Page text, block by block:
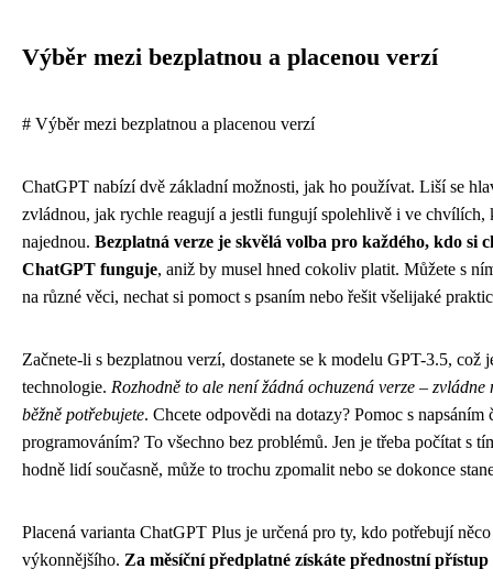
Výběr mezi bezplatnou a placenou verzí
# Výběr mezi bezplatnou a placenou verzí
ChatGPT nabízí dvě základní možnosti, jak ho používat. Liší se
zvládnou, jak rychle reagují a jestli fungují spolehlivě i ve chvílích,
najednou. Bezplatná verze je skvělá volba pro každého, kdo si
ChatGPT funguje, aniž by musel hned cokoliv platit. Můžete s
na různé věci, nechat si pomoct s psaním nebo řešit všelijaké
Začnete-li s bezplatnou verzí, dostanete se k modelu GPT-3.5, což
technologie. Rozhodně to ale není žádná ochuzená verze –
běžně potřebujete. Chcete odpovědi na dotazy? Pomoc s napsáním
programováním? To všechno bez problémů. Jen je třeba počítat s
hodně lidí současně, může to trochu zpomalit nebo se dokonce
Placená varianta ChatGPT Plus je určená pro ty, kdo potřebují
výkonnějšího. Za měsíční předplatné získáte přednostní